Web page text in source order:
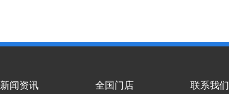
新闻资讯 全国门店 联系我们